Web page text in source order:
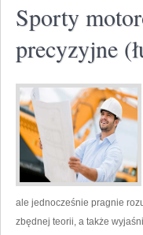
Sporty
precyzyjne
ale jednocześnie pragnie
zbędnej teorii, a także